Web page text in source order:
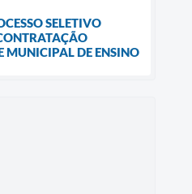
SELETIVO
MUNICIPAL DE ENSINO